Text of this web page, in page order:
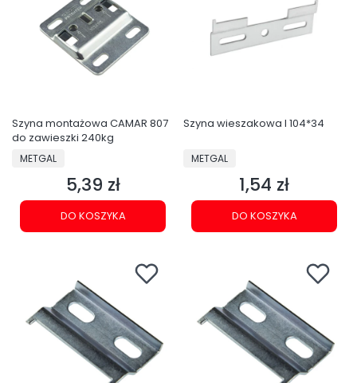
Szyna montażowa CAMAR 807
do zawieszki 240kg
PRODUCENT
METGAL
Cena
5,39 zł
DO KOSZYKA
Szyna wieszakowa I 104*34
PRODUCENT
METGAL
Cena
1,54 zł
DO KOSZYKA